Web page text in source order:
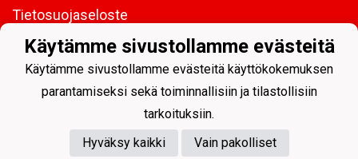
Tietosuojaseloste
Sodankylän Pallo ry - Nuorissa on tulevaisuus
Powered by
Käytämme sivustollamme evästeitä
Käytämme sivustollamme evästeitä käyttökokemuksen
parantamiseksi sekä toiminnallisiin ja tilastollisiin
tarkoituksiin.
Hyväksy kaikki
Vain pakolliset